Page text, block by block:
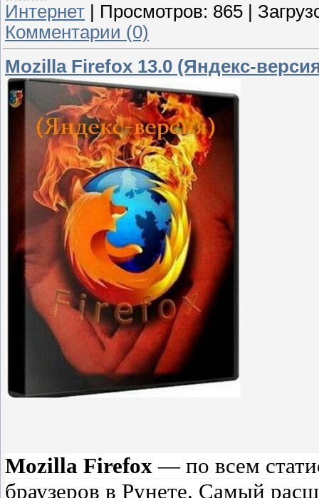
Интернет
Просмотров: 865
Комментарии (0)
Mozilla Firefox 13.0 (Яндекс-
Mozilla Firefox — по всем
браузеров в Рунете. Самый